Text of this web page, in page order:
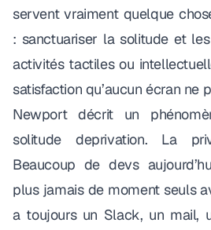
servent vraiment quelque
: sanctuariser la solitude et
activités tactiles ou
satisfaction qu’aucun écran ne
Newport décrit un
solitude deprivation. La
Beaucoup de devs
plus jamais de moment seuls
a toujours un Slack, un mail,